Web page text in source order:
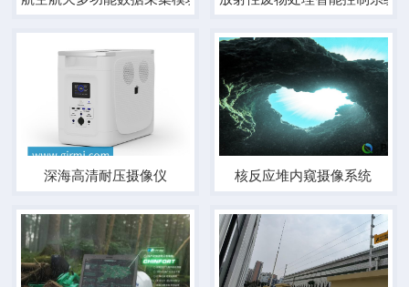
深海高清耐压摄像仪 核反应堆内窥摄像系统